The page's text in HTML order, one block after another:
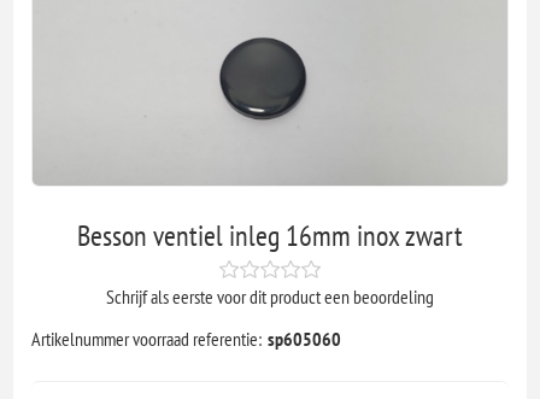
Besson ventiel inleg 16mm inox zwart
Schrijf als eerste voor dit product een beoordeling
Artikelnummer voorraad referentie: sp605060